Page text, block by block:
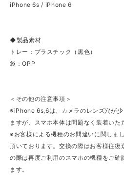
iPhone 6s / iPhone 6
◆製品素材
トレー：プラスチック（黒色）
袋：OPP
＜その他の注意事項＞
※iPhone 6s,6は、カメラのレンズ穴が少
ますが、スマホ本体は問題なく装着いた
※お客様による機種のお間違いに関しま
頂いております。交換の際はお客様往復
の際は再度ご利用のスマホの機種をご確
ます。